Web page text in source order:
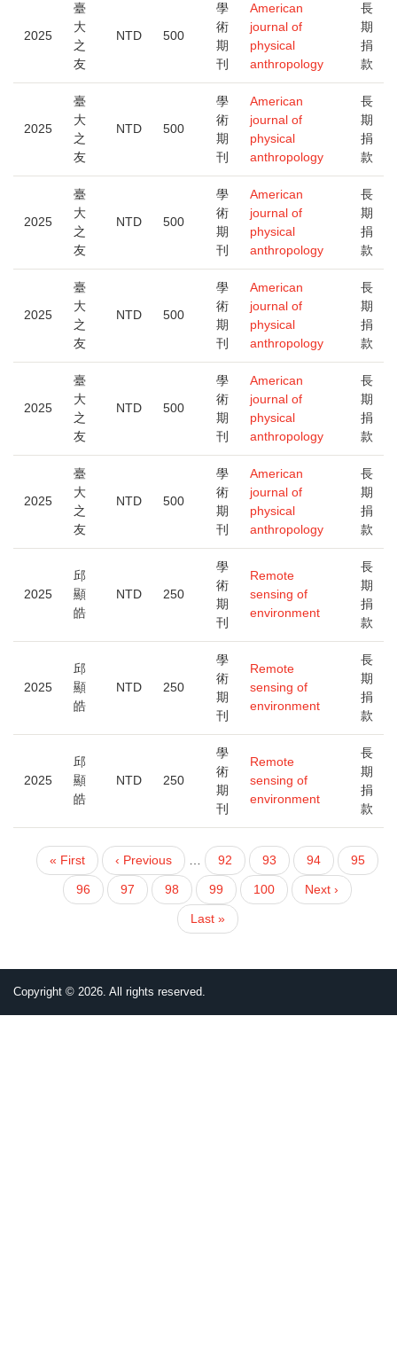
2025
臺
大
之
友
NTD 500
學
術
期
刊
American
journal of
physical
anthropology
長
期
捐
款
2025
臺
大
之
友
NTD 500
學
術
期
刊
American
journal of
physical
anthropology
長
期
捐
款
2025
臺
大
之
友
NTD 500
學
術
期
刊
American
journal of
physical
anthropology
長
期
捐
款
2025
臺
大
之
友
NTD 500
學
術
期
刊
American
journal of
physical
anthropology
長
期
捐
款
2025
臺
大
之
友
NTD 500
學
術
期
刊
American
journal of
physical
anthropology
長
期
捐
款
2025
臺
大
之
友
NTD 500
學
術
期
刊
American
journal of
physical
anthropology
長
期
捐
款
2025
邱
顯
皓
NTD 250
學
術
期
刊
Remote
sensing of
environment
長
期
捐
款
2025
邱
顯
皓
NTD 250
學
術
期
刊
Remote
sensing of
environment
長
期
捐
款
2025
邱
顯
皓
NTD 250
學
術
期
刊
Remote
sensing of
environment
長
期
捐
款
PAGINATION
First
page
« First
Previous
page
‹ Previous
頁
面
92
頁
面
93
頁
面
94
頁
面
95
頁
面
96
頁
面
97
目
前
98
頁
面
99
頁
面
100
下
一
Next ›
Last
page
Last »
Copyright © 2026. All rights reserved.